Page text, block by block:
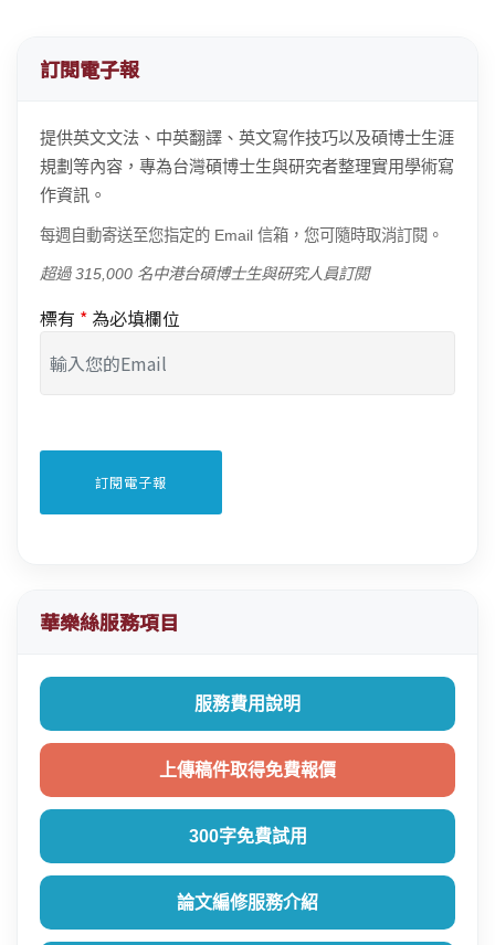
訂閱電子報
提供英文文法、中英翻譯、英文寫作技巧以及碩博士生涯
規劃等內容，專為台灣碩博士生與研究者整理實用學術寫
作資訊。
每週自動寄送至您指定的 Email 信箱，您可隨時取消訂閱。
超過 315,000 名中港台碩博士生與研究人員訂閱
標有 * 為必填欄位
華樂絲服務項目
服務費用說明
上傳稿件取得免費報價
300字免費試用
論文編修服務介紹